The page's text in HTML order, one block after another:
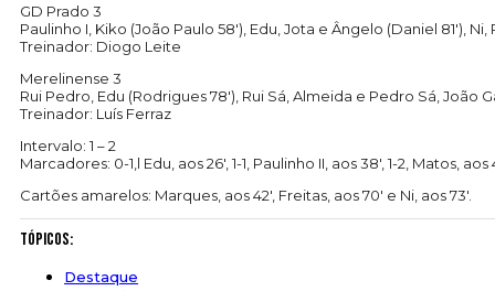
GD Prado 3
Paulinho I, Kiko (João Paulo 58′), Edu, Jota e Ângelo (Daniel 81′),
Treinador: Diogo Leite
Merelinense 3
Rui Pedro, Edu (Rodrigues 78′), Rui Sá, Almeida e Pedro Sá, João
Treinador: Luís Ferraz
Intervalo: 1 – 2
Marcadores: 0-1,l Edu, aos 26′, 1-1, Paulinho II, aos 38′, 1-2, Matos,
Cartões amarelos: Marques, aos 42′, Freitas, aos 70′ e Ni, aos 73′.
Tópicos:
Destaque